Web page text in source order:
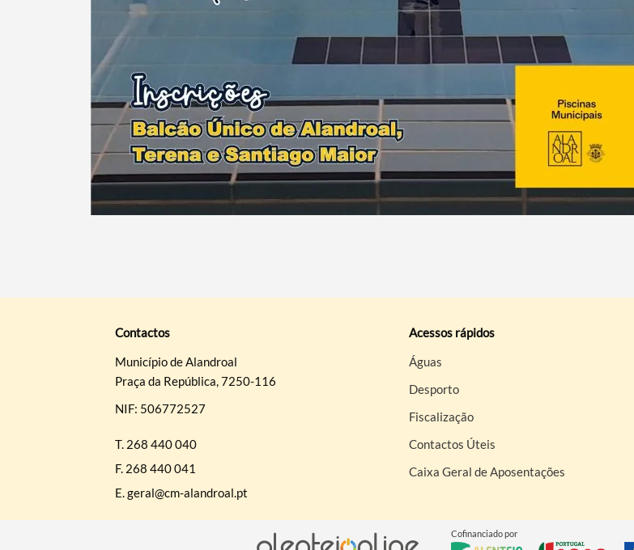
Contactos
Município de Alandroal
Praça da República, 7250-116
NIF: 506772527
T. 268 440 040
F. 268 440 041
E.geral@cm-alandroal.pt
Acessos rápidos
Águas
Desporto
Fiscalização
Contactos Úteis
Caixa Geral de Aposentações
Cofinanciado por